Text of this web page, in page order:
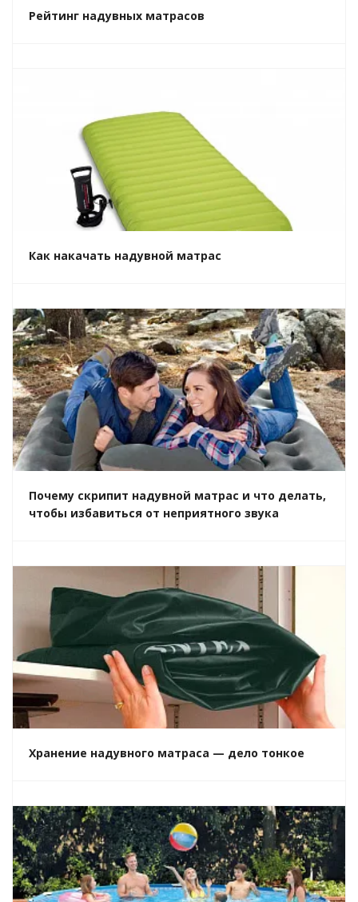
Рейтинг надувных матрасов
Как накачать надувной матрас
Почему скрипит надувной матрас и что делать,
чтобы избавиться от неприятного звука
Хранение надувного матраса — дело тонкое